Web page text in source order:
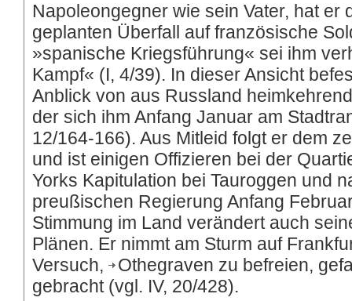
Napoleongegner wie sein Vater, hat er
geplanten Überfall auf französische
»spanische Kriegsführung« sei ihm
Kampf« (I, 4/39). In dieser Ansicht
Anblick von aus Russland
der sich ihm Anfang Januar am
12/164-166). Aus Mitleid folgt er dem
und ist einigen Offizieren bei der
Yorks Kapitulation bei Tauroggen und
preußischen Regierung Anfang
Stimmung im Land verändert auch
Plänen. Er nimmt am Sturm auf
Versuch,
Othegraven zu befreien,
gebracht (vgl. IV, 20/428).